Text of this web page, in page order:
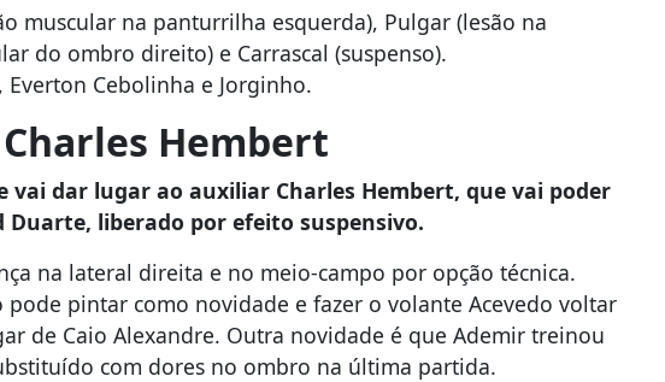
muscular na panturrilha esquerda), Pulgar (lesão na
do ombro direito) e Carrascal (suspenso).
Everton Cebolinha e Jorginho.
Hembert
vai dar lugar ao auxiliar Charles Hembert, que vai poder
liberado por efeito suspensivo.
na lateral direita e no meio-campo por opção técnica.
pode pintar como novidade e fazer o volante Acevedo voltar
de Caio Alexandre. Outra novidade é que Ademir treinou
com dores no ombro na última partida.